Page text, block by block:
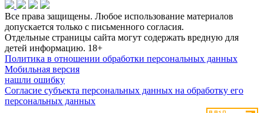
Все права защищены. Любое использование материалов
допускается только с письменного согласия.
Отдельные страницы сайта могут содержать вредную для
детей информацию. 18+
Политика в отношении обработки персональных данных
Мобильная версия
нашли ошибку
Согласие субъекта персональных данных на обработку его
персональных данных